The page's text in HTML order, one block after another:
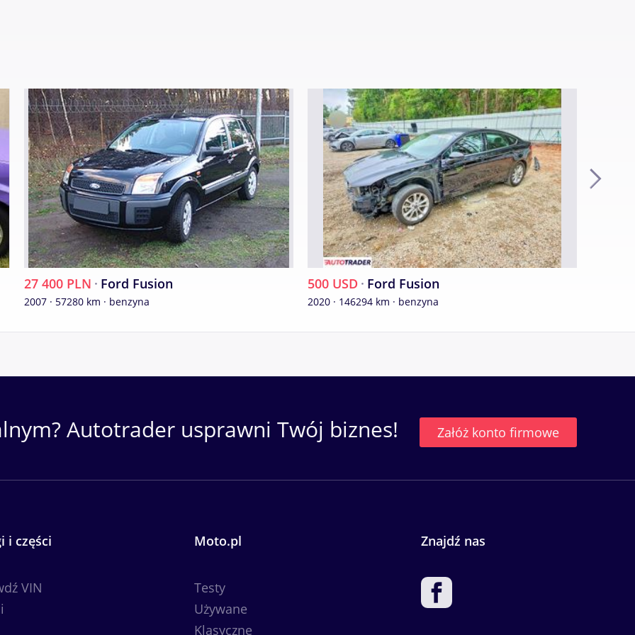
27 400 PLN · Ford Fusion
2007 · 57280 km · benzyna
500 USD · Ford Fusion
2020 · 146294 km · benzyna
Autotrader usprawni Twój biznes! Załóż konto firmowe
i części
VIN
Moto.pl
Testy
Używane
Klasyczne
Znajdź nas